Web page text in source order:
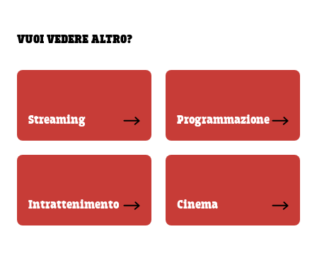
VUOI VEDERE ALTRO?
Streaming Programmazione
Intrattenimento Cinema